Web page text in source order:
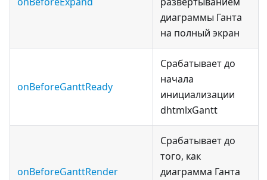
диаграммы Ганта
на полный экран
onBeforeGanttReady
Срабатывает до
начала
инициализации
dhtmlxGantt
onBeforeGanttRender
Срабатывает до
того, как
диаграмма Ганта